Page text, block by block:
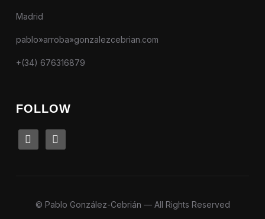
Madrid
pablo»arroba»gonzalezcebrian.com
+(34) 676316879
FOLLOW
linkedin instagram
© Pablo González-Cebrián — All Rights Reserved